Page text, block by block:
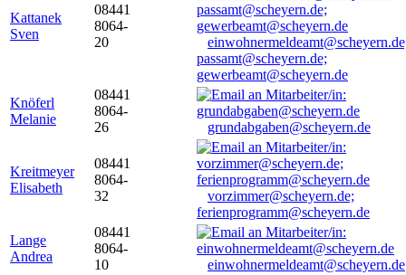
Kattanek
Sven
08441
8064-
20
passamt@scheyern.de;
gewerbeamt@scheyern.de
Knöferl
Melanie
08441
8064-
26
grundabgaben@scheyern.de
Kreitmeyer
Elisabeth
08441
8064-
32
vorzimmer@scheyern.de;
ferienprogramm@scheyern.de
Lange
Andrea
08441
8064-
10
einwohnermeldeamt@scheyern.de